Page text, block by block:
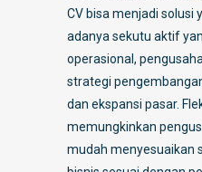
CV bisa menjadi solusi
adanya sekutu aktif
operasional,
strategi
dan ekspansi pasar.
memungkinkan
mudah menyesuaikan